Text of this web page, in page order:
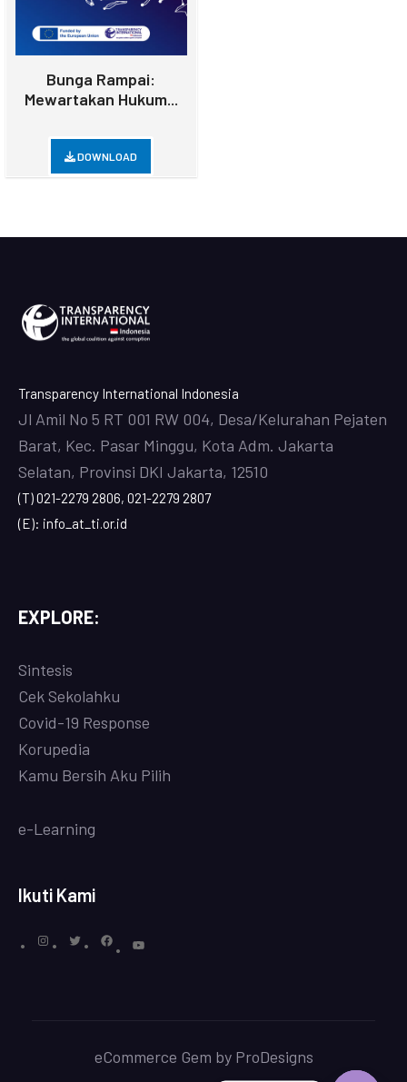
Bunga Rampai:
Mewartakan Hukum...
DOWNLOAD
Transparency International Indonesia
Jl Amil No 5 RT 001 RW 004, Desa/Kelurahan Pejaten
Barat, Kec. Pasar Minggu, Kota Adm. Jakarta
Selatan, Provinsi DKI Jakarta, 12510
(T) 021-2279 2806, 021-2279 2807
(E): info_at_ti.or.id
EXPLORE:
Sintesis
Cek Sekolahku
Covid-19 Response
Korupedia
Kamu Bersih Aku Pilih
e-Learning
Ikuti Kami
eCommerce Gem by ProDesigns